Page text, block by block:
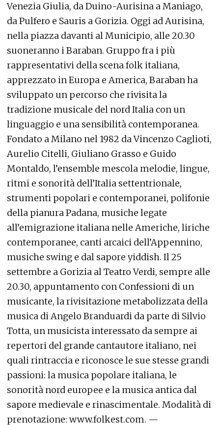
Venezia Giulia, da Duino-Aurisina a Maniago,
da Pulfero e Sauris a Gorizia. Oggi ad Aurisina,
nella piazza davanti al Municipio, alle 20.30
suoneranno i Baraban. Gruppo fra i più
rappresentativi della scena folk italiana,
apprezzato in Europa e America, Baraban ha
sviluppato un percorso che rivisita la
tradizione musicale del nord Italia con un
linguaggio e una sensibilità contemporanea.
Fondato a Milano nel 1982 da Vincenzo Caglioti,
Aurelio Citelli, Giuliano Grasso e Guido
Montaldo, l’ensemble mescola melodie, lingue,
ritmi e sonorità dell’Italia settentrionale,
strumenti popolari e contemporanei, polifonie
della pianura Padana, musiche legate
all’emigrazione italiana nelle Americhe, liriche
contemporanee, canti arcaici dell’Appennino,
musiche swing e dal sapore yiddish. Il 25
settembre a Gorizia al Teatro Verdi, sempre alle
20.30, appuntamento con Confessioni di un
musicante, la rivisitazione metabolizzata della
musica di Angelo Branduardi da parte di Silvio
Totta, un musicista interessato da sempre ai
repertori del grande cantautore italiano, nei
quali rintraccia e riconosce le sue stesse grandi
passioni: la musica popolare italiana, le
sonorità nord europee e la musica antica dal
sapore medievale e rinascimentale. Modalità di
prenotazione: www.folkest.com. —